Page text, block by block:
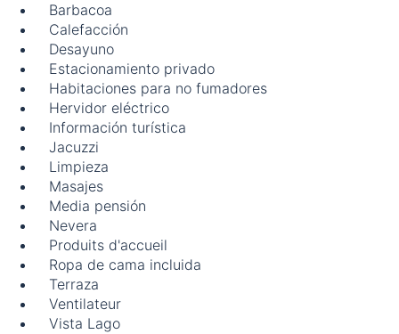
Barbacoa
Calefacción
Desayuno
Estacionamiento privado
Habitaciones para no fumadores
Hervidor eléctrico
Información turística
Jacuzzi
Limpieza
Masajes
Media pensión
Nevera
Produits d'accueil
Ropa de cama incluida
Terraza
Ventilateur
Vista Lago